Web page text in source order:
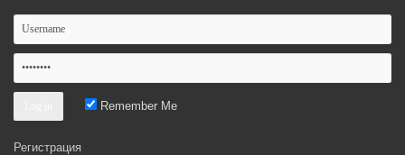
Remember Me
Регистрация